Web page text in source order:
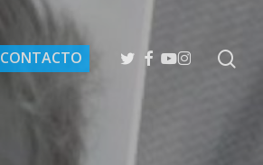
CONTACTO TWITTER
FACEBOOK
YOUTUBE
INSTAGRAM